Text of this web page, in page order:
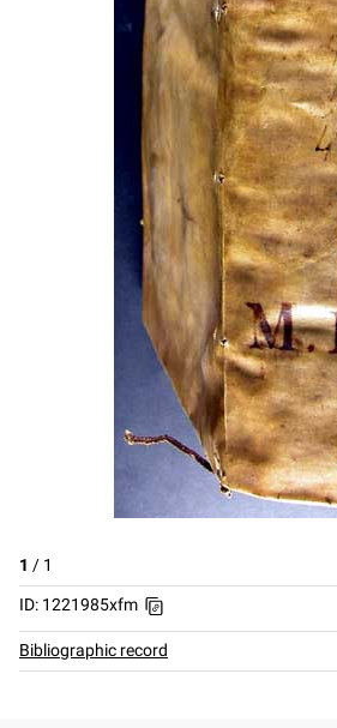
1 / 1
ID: 1221985xfm
Bibliographic record